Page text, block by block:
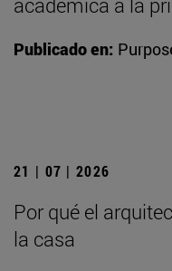
Publicado en:
21 | 07 | 2026
Por qué el
la casa